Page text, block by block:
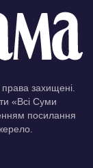
захищені.
«Всі Суми
посилання